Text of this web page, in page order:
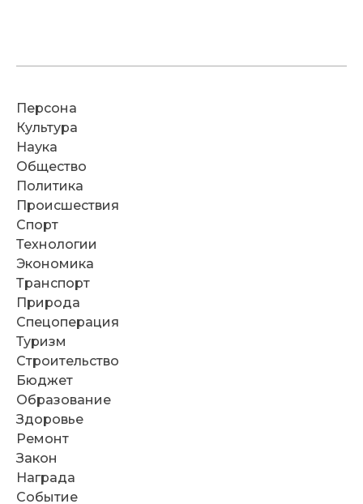
Персона
Культура
Наука
Общество
Политика
Происшествия
Спорт
Технологии
Экономика
Транспорт
Природа
Спецоперация
Туризм
Строительство
Бюджет
Образование
Здоровье
Ремонт
Закон
Награда
Событие